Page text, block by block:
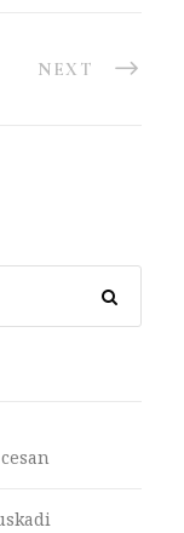
NEXT